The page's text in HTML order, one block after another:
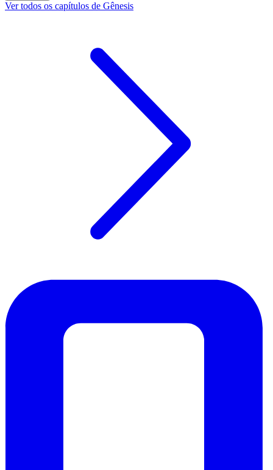
Ver todos os capítulos de Gênesis